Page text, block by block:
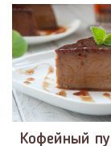
Кофейный